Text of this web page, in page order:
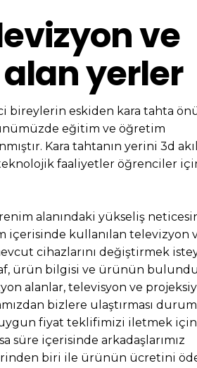
ve
yerler
bireylerin eskiden kara tahta
eğitim ve öğretim
Kara tahtanın yerini 3d
faaliyetler öğrenciler
alanındaki yükseliş
içerisinde kullanılan televizyon
cihazlarını değiştirmek
ürün bilgisi ve ürünün
alanlar, televisyon ve
bizlere ulaştırması
uygun fiyat teklifimizi iletmek için
süre içerisinde arkadaşlarımız
biri ile ürünün ücretini